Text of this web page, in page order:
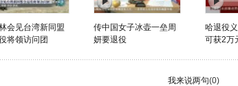
会见台湾新同盟
将领访问团
传中国女子冰壶一垒周
妍要退役
哈退役
可获2万
我来说两句(0)